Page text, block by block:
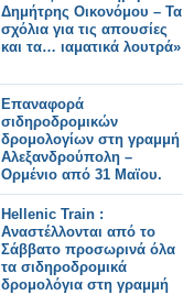
Δημήτρης Οικονόμου – Τα
σχόλια για τις απουσίες
και τα… ιαματικά λουτρά»
Επαναφορά
σιδηροδρομικών
δρομολογίων στη γραμμή
Αλεξανδρούπολη –
Ορμένιο από 31 Μαϊου.
Hellenic Train :
Αναστέλλονται από το
Σάββατο προσωρινά όλα
τα σιδηροδρομικά
δρομολόγια στη γραμμή